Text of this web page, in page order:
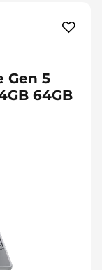
Gen 5
64GB